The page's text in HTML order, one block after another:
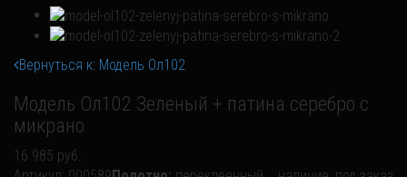
Вернуться к: Модель Ол102
Модель Ол102 Зеленый + патина серебро с
микрано
16 985 руб.